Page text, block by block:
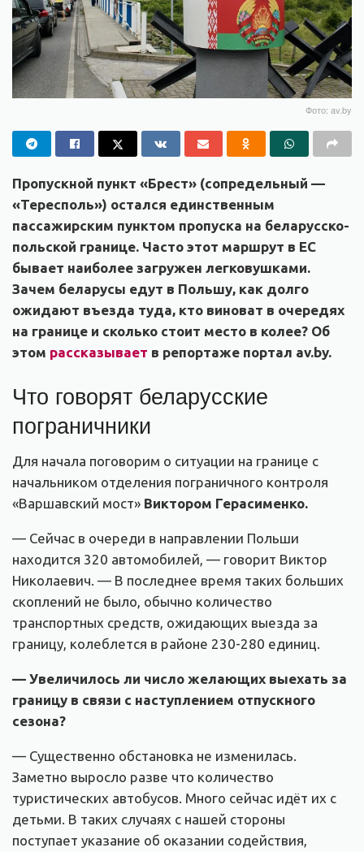
Фото: av.by
Пропускной пункт «Брест» (сопредельный —
«Тересполь») остался единственным
пассажирским пунктом пропуска на беларусско-
польской границе. Часто этот маршрут в ЕС
бывает наиболее загружен легковушками.
Зачем беларусы едут в Польшу, как долго
ожидают въезда туда, кто виноват в очередях
на границе и сколько стоит место в колее? Об
этом рассказывает в репортаже портал av.by.
Что говорят беларусские
пограничники
Для начала поговорим о ситуации на границе с
начальником отделения пограничного контроля
«Варшавский мост» Виктором Герасименко.
— Сейчас в очереди в направлении Польши
находится 320 автомобилей, — говорит Виктор
Николаевич. — В последнее время таких больших
скоплений не было, обычно количество
транспортных средств, ожидающих выезда за
границу, колеблется в районе 230-280 единиц.
— Увеличилось ли число желающих выехать за
границу в связи с наступлением отпускного
сезона?
— Существенно обстановка не изменилась.
Заметно выросло разве что количество
туристических автобусов. Много сейчас идёт их с
детьми. В таких случаях с нашей стороны
поступает указание об оказании содействия,